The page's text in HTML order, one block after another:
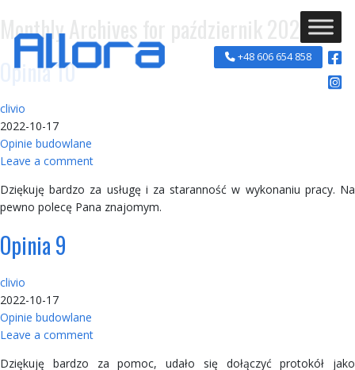
+48 606 654 858
Monthly Archives for październik 2022
Opinia 10
clivio
2022-10-17
Opinie budowlane
Leave a comment
Dziękuję bardzo za usługę i za staranność w wykonaniu pracy. Na
pewno polecę Pana znajomym.
Opinia 9
clivio
2022-10-17
Opinie budowlane
Leave a comment
Dziękuję bardzo za pomoc, udało się dołączyć protokół jako